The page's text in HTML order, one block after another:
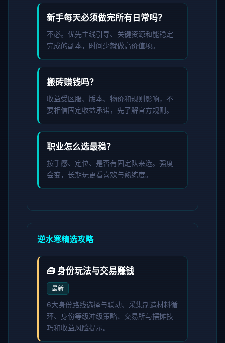
新手每天必须做完所有日常吗？
不必。优先主线引导、关键资源和能稳定
完成的副本，时间少就做高价值项。
搬砖赚钱吗？
收益受区服、版本、物价和规则影响，不
要相信固定收益承诺，先了解官方规则。
职业怎么选最稳？
按手感、定位、是否有固定队来选。强度
会变，长期玩更看喜欢与熟练度。
逆水寒精选攻略
🧰 身份玩法与交易赚钱
最新
6大身份路线选择与联动、采集制造材料循
环、身份等级冲级策略、交易所与摆摊技
巧和收益风险提示。